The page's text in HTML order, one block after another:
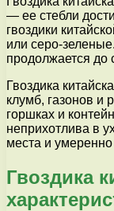
— ее стебли
гвоздики
или серо-
продолжается до
Гвоздика
клумб, газонов и
горшках и
неприхотлива в
места и
Гвоздика